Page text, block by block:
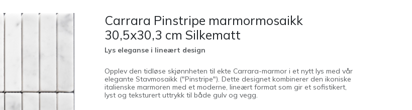
Carrara Pinstripe marmormosaikk
30,5x30,3 cm Silkematt
Lys eleganse i lineært design
Opplev den tidløse skjønnheten til ekte Carrara-marmor i et nytt lys med vår
elegante Stavmosaikk ("Pinstripe"). Dette designet kombinerer den ikoniske
italienske marmoren med et moderne, lineært format som gir et sofistikert,
lyst og teksturert uttrykk til både gulv og vegg.